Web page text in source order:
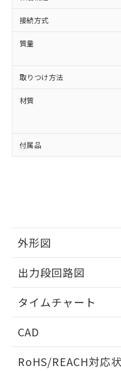
接続方式
質量
取りつけ方法
材質
付属品
外形図
出力段回路図
タイムチャート
CAD
ドすることができます
RoHS/REACH対応
示しないよ
マイパーツ
ビス）をご
メンバーズ
お客様が当
および当社
品・サービ
引・商談に
※当社の共
の共同利用
部品在庫の切り替
月が前後するこ
※3 非含有証明
下記の非含有証
EU RoHS指令（
51物質の非含有証
荷製品に未対応品
欄に対応日を記載
既に当社にて対
していることから
り、2022年1月12
「10」：通常の使
質が外部に漏え
及ぼさない年数
「－」：未確認
該第三者に
販売先およ
法に輸出す
り引きをい
受注生
情報を